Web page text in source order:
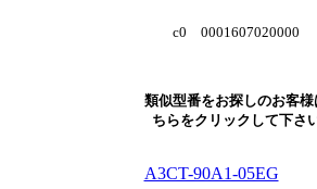
c0 0001607020000
類似型番をお探しのお客様
ちらをクリックして下さい
A3CT-90A1-05EG